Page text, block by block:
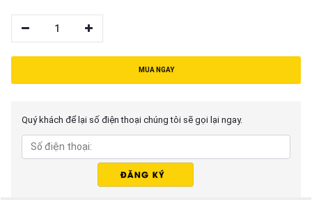
1
MUA NGAY
Quý khách để lại số điện thoại chúng tôi sẽ gọi lại ngay.